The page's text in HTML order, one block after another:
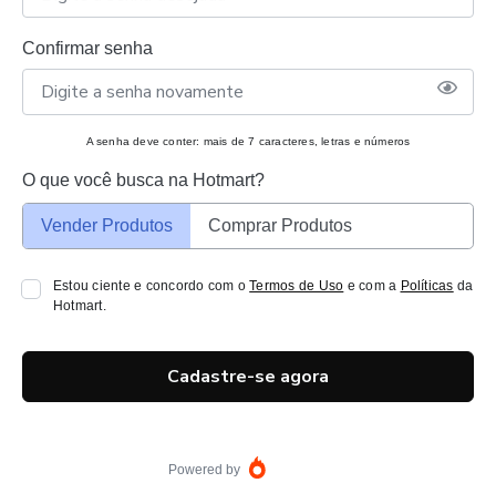
Confirmar senha
A senha deve conter: mais de 7 caracteres, letras e números
O que você busca na Hotmart?
Vender Produtos Comprar Produtos
Estou ciente e concordo com oTermos de Uso e com a Políticas da
Hotmart.
Cadastre-se agora
Powered by